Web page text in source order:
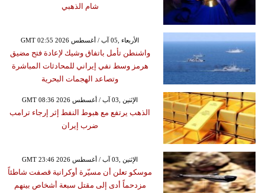
شام الذهبي
GMT 02:55 2026 الأربعاء ,05 آب / أغسطس
واشنطن تأمل باتفاق وشيك لإعادة فتح مضيق
هرمز وسط نفي إيراني للمحادثات المباشرة
وتصاعد الهجمات البحرية
GMT 08:36 2026 الإثنين ,03 آب / أغسطس
الذهب يرتفع مع هبوط النفط إثر إرجاء ترامب
ضرب إيران
GMT 23:46 2026 الإثنين ,03 آب / أغسطس
موسكو تعلن أن مسيّرة أوكرانية قصفت شاطئاً
مزدحماً أدى إلى مقتل سبعة أشخاص بينهم